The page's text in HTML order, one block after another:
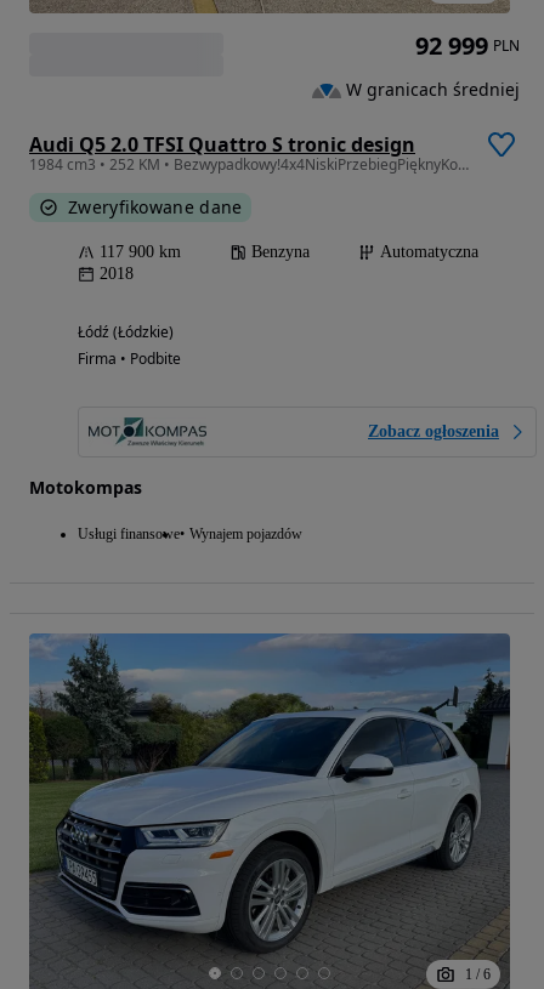
Audi Q5 2.0 TFSI Quattro S tronic design
1984 cm3 • 252 KM • Bezwypadkowy!4x4NiskiPrzebiegPięknyKolorKaroseriiJasneSkórzaneWnętrze!
Zweryfikowane dane
117 900 km Benzyna
Automatyczna
2018
Łódź (Łódzkie)
Firma • Podbite
Zobacz ogłoszenia
Motokompas
Usługi finansowe Wynajem pojazdów
92 999 PLN
W granicach średniej
1 / 6